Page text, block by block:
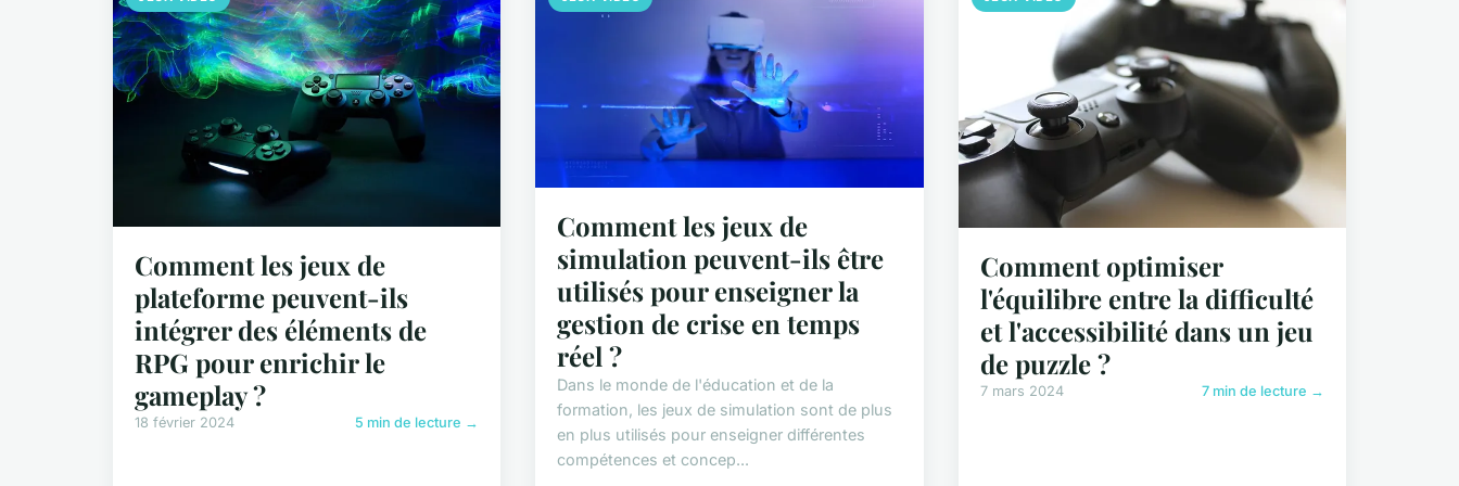
Comment les jeux de
plateforme peuvent-ils
intégrer des éléments de
RPG pour enrichir le
gameplay ?
18 février 2024 5 min de lecture →
Comment les jeux de
simulation peuvent-ils être
utilisés pour enseigner la
gestion de crise en temps
réel ?
Dans le monde de l'éducation et de la
formation, les jeux de simulation sont de plus
en plus utilisés pour enseigner différentes
compétences et concep...
Comment optimiser
l'équilibre entre la difficulté
et l'accessibilité dans un jeu
de puzzle ?
7 mars 2024 7 min de lecture →